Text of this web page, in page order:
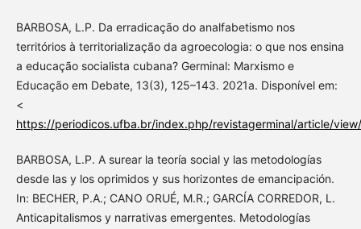
BARBOSA, L.P. Da erradicação do analfabetismo nos
territórios à territorialização da agroecologia: o que nos ensina
a educação socialista cubana? Germinal: Marxismo e
Educação em Debate, 13(3), 125–143. 2021a. Disponível em:
<
https://periodicos.ufba.br/index.php/revistagerminal/article/
BARBOSA, L.P. A surear la teoría social y las metodologías
desde las y los oprimidos y sus horizontes de emancipación.
In: BECHER, P.A.; CANO ORUÉ, M.R.; GARCÍA CORREDOR, L.
Anticapitalismos y narrativas emergentes. Metodologías